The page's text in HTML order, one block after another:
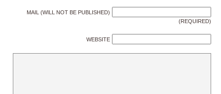
MAIL (WILL NOT BE PUBLISHED)
(REQUIRED)
WEBSITE